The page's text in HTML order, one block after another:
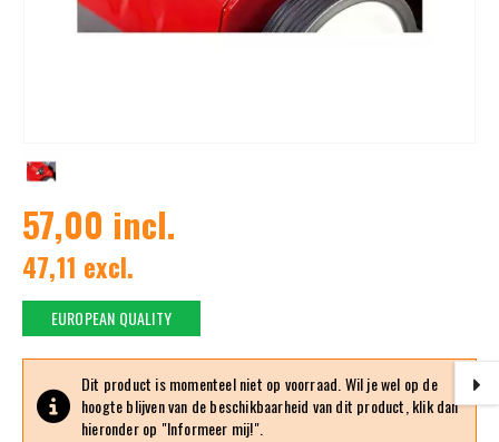
57,00 incl.
47,11 excl.
EUROPEAN QUALITY
Dit product is momenteel niet op voorraad. Wil je wel op de
hoogte blijven van de beschikbaarheid van dit product, klik dan
hieronder op "Informeer mij!".